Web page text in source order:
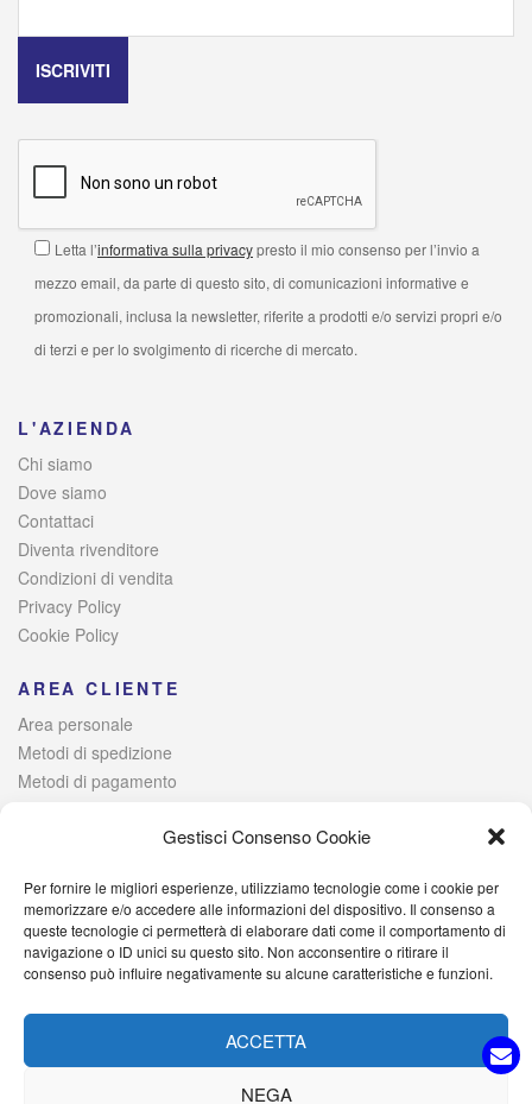
Gestisci Consenso Cookie
Per fornire le migliori esperienze, utilizziamo tecnologie come i cookie per
memorizzare e/o accedere alle informazioni del dispositivo. Il consenso a
queste tecnologie ci permetterà di elaborare dati come il comportamento di
navigazione o ID unici su questo sito. Non acconsentire o ritirare il
consenso può influire negativamente su alcune caratteristiche e funzioni.
ACCETTA
NEGA
Letta l’informativa sulla privacypresto il mio consenso per l’invio a
mezzo email, da parte di questo sito, di comunicazioni informative e
promozionali, inclusa la newsletter, riferite a prodotti e/o servizi propri e/o
di terzi e per lo svolgimento di ricerche di mercato.
L'AZIENDA
Chi siamo
Dove siamo
Contattaci
Diventa rivenditore
Condizioni di vendita
Privacy Policy
Cookie Policy
AREA CLIENTE
Area personale
Metodi di spedizione
Metodi di pagamento
© 2021 Italia Magazzini di Lombardo Raffaele – Via Giovanni
Iervolino, 384 – 80040 Poggiomarino (NA) Iscritta alla Camera di
Commercio di Napoli – P. IVA: 09527701214 – C.F.